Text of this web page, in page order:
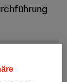
Teilen